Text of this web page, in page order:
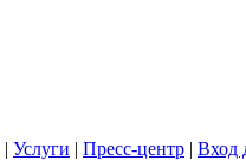
| Услуги | Пресс-центр | Вход